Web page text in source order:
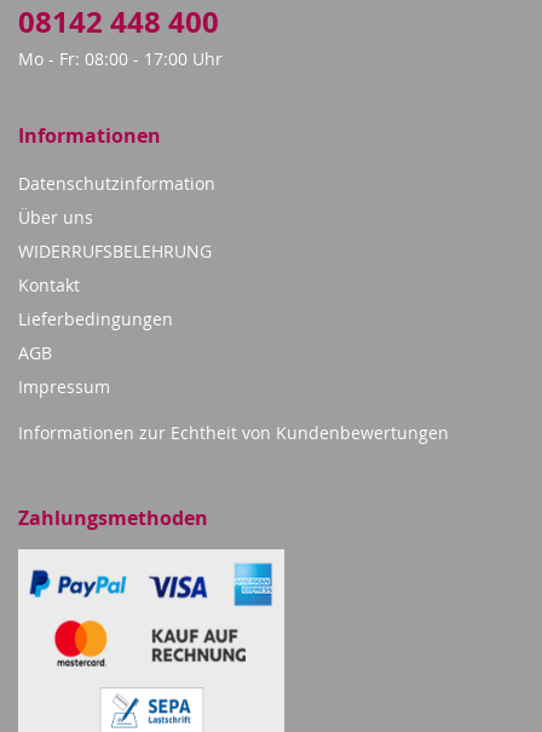
08142 448 400
Mo - Fr: 08:00 - 17:00 Uhr
Informationen
Datenschutzinformation
Über uns
WIDERRUFSBELEHRUNG
Kontakt
Lieferbedingungen
AGB
Impressum
Informationen zur Echtheit von Kundenbewertungen
Zahlungsmethoden